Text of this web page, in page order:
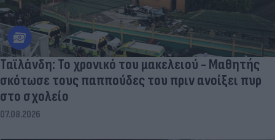
Ταϊλάνδη: Το χρονικό του μακελειού - Μαθητής
σκότωσε τους παππούδες του πριν ανοίξει πυρ
στο σχολείο
07.08.2026